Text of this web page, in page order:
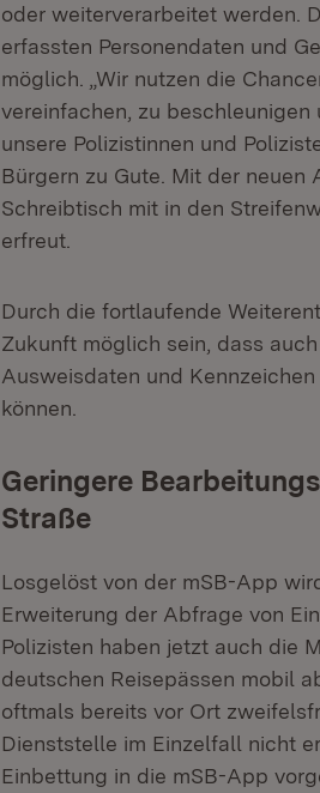
oder weiterverarbeitet werden.
erfassten Personendaten und
möglich. „Wir nutzen die
vereinfachen, zu
unsere Polizistinnen und
Bürgern zu Gute. Mit der neuen
Schreibtisch mit in den
erfreut.
Durch die fortlaufende
Zukunft möglich sein, dass
Ausweisdaten und
können.
Geringere
Straße
Losgelöst von der mSB-App
Erweiterung der Abfrage von
Polizisten haben jetzt auch die
deutschen Reisepässen mobil
oftmals bereits vor Ort
Dienststelle im Einzelfall nicht
Einbettung in die mSB-App